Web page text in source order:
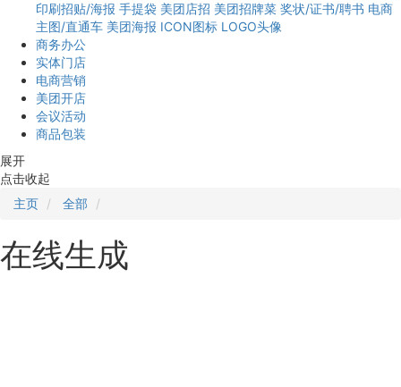
印刷招贴/海报 手提袋 美团店招 美团招牌菜 奖状/证书/聘书 电商
主图/直通车 美团海报 ICON图标 LOGO头像
商务办公
实体门店
电商营销
美团开店
会议活动
商品包装
展开
点击收起
主页
全部
在线生成